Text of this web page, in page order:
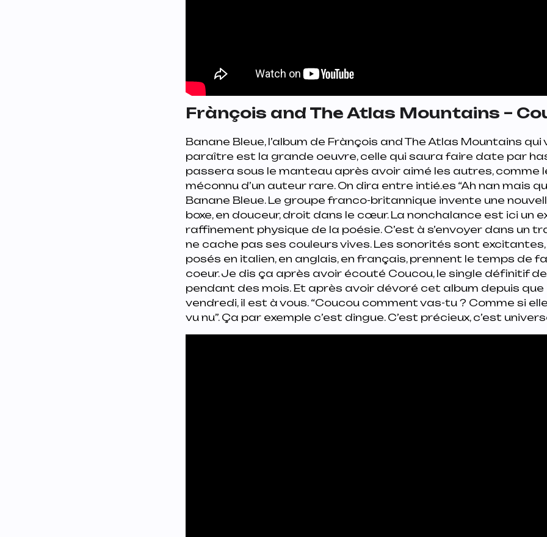
Frànçois and The Atlas Mountains –
Banane Bleue, l’album de Frànçois and The Atlas Mountains qui
paraître est la grande oeuvre, celle qui saura faire date par
passera sous le manteau après avoir aimé les autres, comme
méconnu d’un auteur rare. On dira entre intié.es “Ah nan mais
Banane Bleue. Le groupe franco-britannique invente une
boxe, en douceur, droit dans le cœur. La nonchalance est ici un
raffinement physique de la poésie. C’est à s’envoyer dans un
ne cache pas ses couleurs vives. Les sonorités sont
posés en italien, en anglais, en français, prennent le temps de
coeur. Je dis ça après avoir écouté Coucou, le single définitif
pendant des mois. Et après avoir dévoré cet album depuis que
vendredi, il est à vous. “Coucou comment vas-tu ? Comme si
vu nu”. Ça par exemple c’est dingue. C’est précieux, c’est